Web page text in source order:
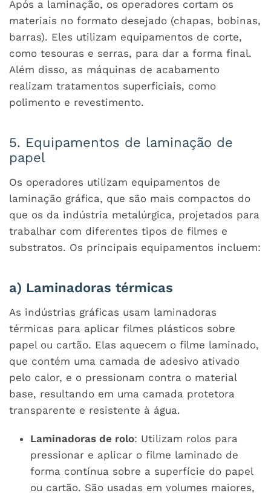
Após a laminação, os operadores cortam os
materiais no formato desejado (chapas, bobinas,
barras). Eles utilizam equipamentos de corte,
como tesouras e serras, para dar a forma final.
Além disso, as máquinas de acabamento
realizam tratamentos superficiais, como
polimento e revestimento.
5. Equipamentos de laminação de
papel
Os operadores utilizam equipamentos de
laminação gráfica, que são mais compactos do
que os da indústria metalúrgica, projetados para
trabalhar com diferentes tipos de filmes e
substratos. Os principais equipamentos incluem:
a) Laminadoras térmicas
As indústrias gráficas usam laminadoras
térmicas para aplicar filmes plásticos sobre
papel ou cartão. Elas aquecem o filme laminado,
que contém uma camada de adesivo ativado
pelo calor, e o pressionam contra o material
base, resultando em uma camada protetora
transparente e resistente à água.
Laminadoras de rolo: Utilizam rolos para
pressionar e aplicar o filme laminado de
forma contínua sobre a superfície do papel
ou cartão. São usadas em volumes maiores,